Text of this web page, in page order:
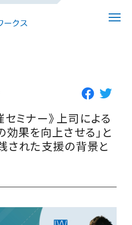
ミナー》上司による
効果を向上させる」と
された支援の背景と